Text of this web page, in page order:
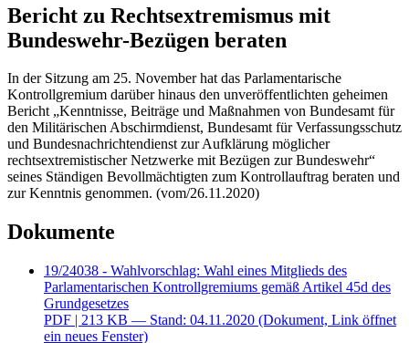
Bericht zu Rechtsextremismus mit
Bundeswehr-Bezügen beraten
In der Sitzung am 25. November hat das Parlamentarische
Kontrollgremium darüber hinaus den unveröffentlichten geheimen
Bericht „Kenntnisse, Beiträge und Maßnahmen von Bundesamt für
den Militärischen Abschirmdienst, Bundesamt für Verfassungsschutz
und Bundesnachrichtendienst zur Aufklärung möglicher
rechtsextremistischer Netzwerke mit Bezügen zur Bundeswehr“
seines Ständigen Bevollmächtigten zum Kontrollauftrag beraten und
zur Kenntnis genommen. (vom/26.11.2020)
Dokumente
19/24038 - Wahlvorschlag: Wahl eines Mitglieds des
Parlamentarischen Kontrollgremiums gemäß Artikel 45d des
Grundgesetzes
PDF | 213 KB — Stand: 04.11.2020 (Dokument, Link öffnet
ein neues Fenster)